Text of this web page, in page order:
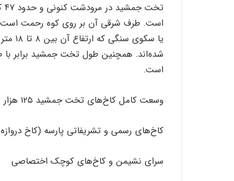
است. طرف شرقی آن بر روی کوه رحمت است
شده‌اند. همچنین طول تخت جمشید برابر با
است.
وسعت کامل کاخ‌های تخت جمشید ۱۲۵ هزار متر مربع است کهاز بخش‌های مهم زیر تشکیل یافته است‌:
کاخ‌های رسمی و تشریفاتی پارسه (کاخ
سرای نشیمن و کاخ‌های کوچک اختصاصی